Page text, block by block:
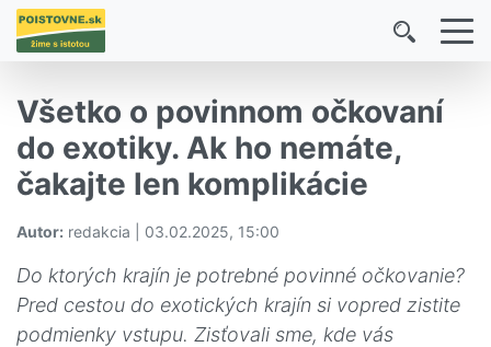
Všetko o povinnom očkovaní
do exotiky. Ak ho nemáte,
čakajte len komplikácie
Autor: redakcia | 03.02.2025, 15:00
Do ktorých krajín je potrebné povinné očkovanie?
Pred cestou do exotických krajín si vopred zistite
podmienky vstupu. Zisťovali sme, kde vás